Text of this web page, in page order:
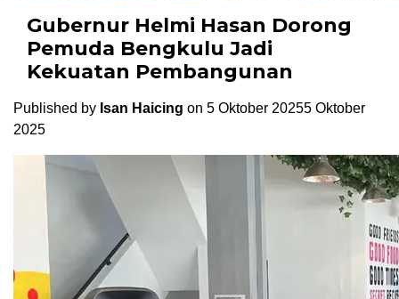
Gubernur Helmi Hasan Dorong
Pemuda Bengkulu Jadi
Kekuatan Pembangunan
Published by Isan Haicing on 5 Oktober 20255 Oktober
2025